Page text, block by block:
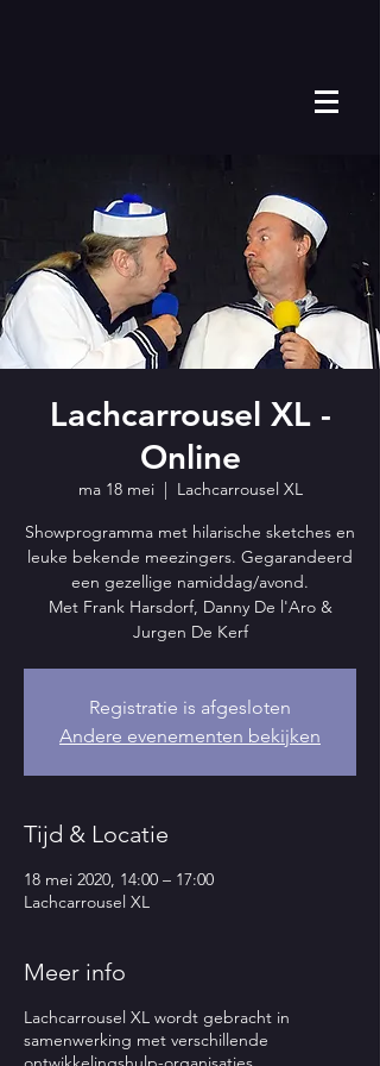
Lachcarrousel XL -
Online
ma 18 mei
  |
Lachcarrousel XL
Showprogramma met hilarische sketches en
leuke bekende meezingers. Gegarandeerd
een gezellige namiddag/avond.
Met Frank Harsdorf, Danny De l'Aro &
Jurgen De Kerf
Registratie is afgesloten
Andere evenementen bekijken
Tijd & Locatie
18 mei 2020, 14:00 – 17:00
Lachcarrousel XL
Meer info
Lachcarrousel XL wordt gebracht in
samenwerking met verschillende